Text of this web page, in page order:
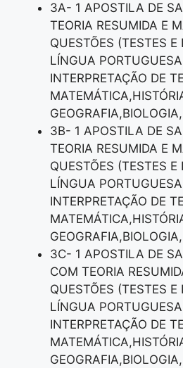
3A- 1 APOSTILA DE
TEORIA RESUMIDA E
QUESTÕES (TESTES E
LÍNGUA
INTERPRETAÇÃO DE
3B- 1 APOSTILA DE
TEORIA RESUMIDA E
QUESTÕES (TESTES E
LÍNGUA
INTERPRETAÇÃO DE
3C- 1 APOSTILA DE
COM TEORIA
QUESTÕES (TESTES E
LÍNGUA
INTERPRETAÇÃO DE